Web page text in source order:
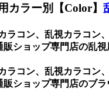
カラー別【Color】
ラコン、乱視カラコ
ショップ専門店の乱視
ラコン、乱視カラコ
ショップ専門店のブ